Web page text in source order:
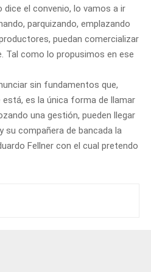
el convenio, lo vamos a ir
parquizando, emplazando
puedan comercializar
Tal como lo propusimos en ese
sin fundamentos que,
es la única forma de llamar
una gestión, pueden llegar
su compañera de bancada la
Fellner con el cual pretendo